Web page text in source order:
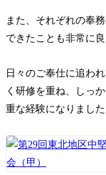
また、それぞれの奉
できたことも非常に
日々のご奉仕に追わ
く研修を重ね、しっ
重な経験になりました